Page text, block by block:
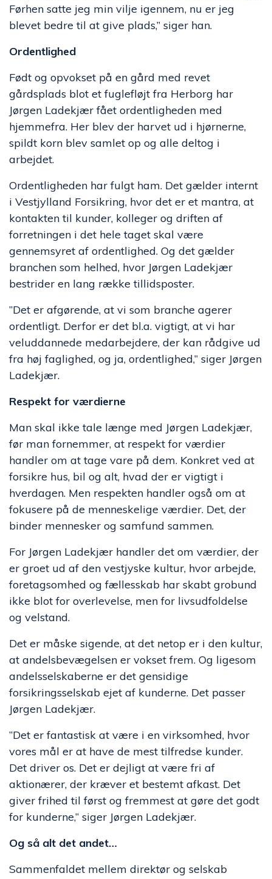
Førhen satte jeg min vilje igennem, nu er jeg
blevet bedre til at give plads,” siger han.
Ordentlighed
Født og opvokset på en gård med revet
gårdsplads blot et fuglefløjt fra Herborg har
Jørgen Ladekjær fået ordentligheden med
hjemmefra. Her blev der harvet ud i hjørnerne,
spildt korn blev samlet op og alle deltog i
arbejdet.
Ordentligheden har fulgt ham. Det gælder internt
i Vestjylland Forsikring, hvor det er et mantra, at
kontakten til kunder, kolleger og driften af
forretningen i det hele taget skal være
gennemsyret af ordentlighed. Og det gælder
branchen som helhed, hvor Jørgen Ladekjær
bestrider en lang række tillidsposter.
”Det er afgørende, at vi som branche agerer
ordentligt. Derfor er det bl.a. vigtigt, at vi har
veluddannede medarbejdere, der kan rådgive ud
fra høj faglighed, og ja, ordentlighed,” siger Jørgen
Ladekjær.
Respekt for værdierne
Man skal ikke tale længe med Jørgen Ladekjær,
før man fornemmer, at respekt for værdier
handler om at tage vare på dem. Konkret ved at
forsikre hus, bil og alt, hvad der er vigtigt i
hverdagen. Men respekten handler også om at
fokusere på de menneskelige værdier. Det, der
binder mennesker og samfund sammen.
For Jørgen Ladekjær handler det om værdier, der
er groet ud af den vestjyske kultur, hvor arbejde,
foretagsomhed og fællesskab har skabt grobund
ikke blot for overlevelse, men for livsudfoldelse
og velstand.
Det er måske sigende, at det netop er i den kultur,
at andelsbevægelsen er vokset frem. Og ligesom
andelsselskaberne er det gensidige
forsikringsselskab ejet af kunderne. Det passer
Jørgen Ladekjær.
”Det er fantastisk at være i en virksomhed, hvor
vores mål er at have de mest tilfredse kunder.
Det driver os. Det er dejligt at være fri af
aktionærer, der kræver et bestemt afkast. Det
giver frihed til først og fremmest at gøre det godt
for kunderne,” siger Jørgen Ladekjær.
Og så alt det andet…
Sammenfaldet mellem direktør og selskab